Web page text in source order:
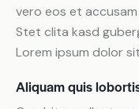
vero eos et
Stet clita kasd
Lorem ipsum dolor
Aliquam quis